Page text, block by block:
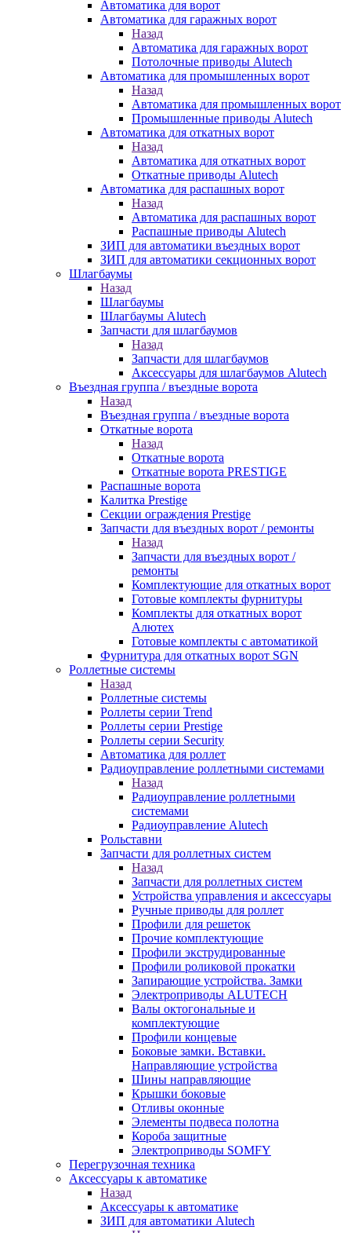
Автоматика для ворот
Автоматика для гаражных ворот
Назад
Автоматика для гаражных ворот
Потолочные приводы Alutech
Автоматика для промышленных ворот
Назад
Автоматика для промышленных ворот
Промышленные приводы Alutech
Автоматика для откатных ворот
Назад
Автоматика для откатных ворот
Откатные приводы Alutech
Автоматика для распашных ворот
Назад
Автоматика для распашных ворот
Распашные приводы Alutech
ЗИП для автоматики въездных ворот
ЗИП для автоматики секционных ворот
Шлагбаумы
Назад
Шлагбаумы
Шлагбаумы Alutech
Запчасти для шлагбаумов
Назад
Запчасти для шлагбаумов
Аксессуары для шлагбаумов Alutech
Въездная группа / въездные ворота
Назад
Въездная группа / въездные ворота
Откатные ворота
Назад
Откатные ворота
Откатные ворота PRESTIGE
Распашные ворота
Калитка Prestige
Секции ограждения Prestige
Запчасти для въездных ворот / ремонты
Назад
Запчасти для въездных ворот /
ремонты
Комплектующие для откатных ворот
Готовые комплекты фурнитуры
Комплекты для откатных ворот
Алютех
Готовые комплекты с автоматикой
Фурнитура для откатных ворот SGN
Роллетные системы
Назад
Роллетные системы
Роллеты серии Trend
Роллеты серии Prestige
Роллеты серии Security
Автоматика для роллет
Радиоуправление роллетными системами
Назад
Радиоуправление роллетными
системами
Радиоуправление Alutech
Рольставни
Запчасти для роллетных систем
Назад
Запчасти для роллетных систем
Устройства управления и аксессуары
Ручные приводы для роллет
Профили для решеток
Прочие комплектующие
Профили экструдированные
Профили роликовой прокатки
Запирающие устройства. Замки
Электроприводы ALUTECH
Валы октогональные и
комплектующие
Профили концевые
Боковые замки. Вставки.
Направляющие устройства
Шины направляющие
Крышки боковые
Отливы оконные
Элементы подвеса полотна
Короба защитные
Электроприводы SOMFY
Перегрузочная техника
Аксессуары к автоматике
Назад
Аксессуары к автоматике
ЗИП для автоматики Alutech